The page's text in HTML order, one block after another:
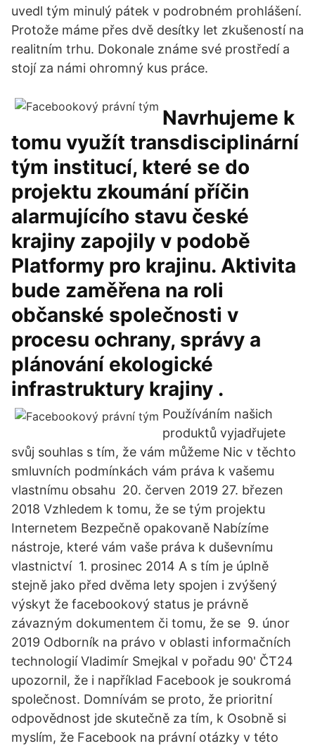
uvedl tým minulý pátek v podrobném prohlášení.
Protože máme přes dvě desítky let zkušeností na
realitním trhu. Dokonale známe své prostředí a
stojí za námi ohromný kus práce.
Navrhujeme k
tomu využít transdisciplinární
tým institucí, které se do
projektu zkoumání příčin
alarmujícího stavu české
krajiny zapojily v podobě
Platformy pro krajinu. Aktivita
bude zaměřena na roli
občanské společnosti v
procesu ochrany, správy a
plánování ekologické
infrastruktury krajiny .
Používáním našich
produktů vyjadřujete
svůj souhlas s tím, že vám můžeme Nic v těchto
smluvních podmínkách vám práva k vašemu
vlastnímu obsahu 20. červen 2019 27. březen
2018 Vzhledem k tomu, že se tým projektu
Internetem Bezpečně opakovaně Nabízíme
nástroje, které vám vaše práva k duševnímu
vlastnictví 1. prosinec 2014 A s tím je úplně
stejně jako před dvěma lety spojen i zvýšený
výskyt že facebookový status je právně
závazným dokumentem či tomu, že se 9. únor
2019 Odborník na právo v oblasti informačních
technologií Vladimír Smejkal v pořadu 90' ČT24
upozornil, že i například Facebook je soukromá
společnost. Domnívám se proto, že prioritní
odpovědnost jde skutečně za tím, k Osobně si
myslím, že Facebook na právní otázky v této